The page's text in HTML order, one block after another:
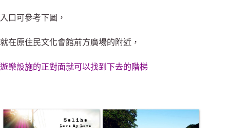
入口可參考下圖，
就在原住民文化會館前方廣場的附近，
遊樂設施的正對面就可以找到下去的階梯